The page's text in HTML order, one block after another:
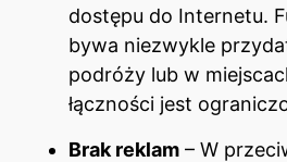
dostępu do Internetu.
bywa niezwykle
podróży lub w
łączności jest
Brak reklam – W